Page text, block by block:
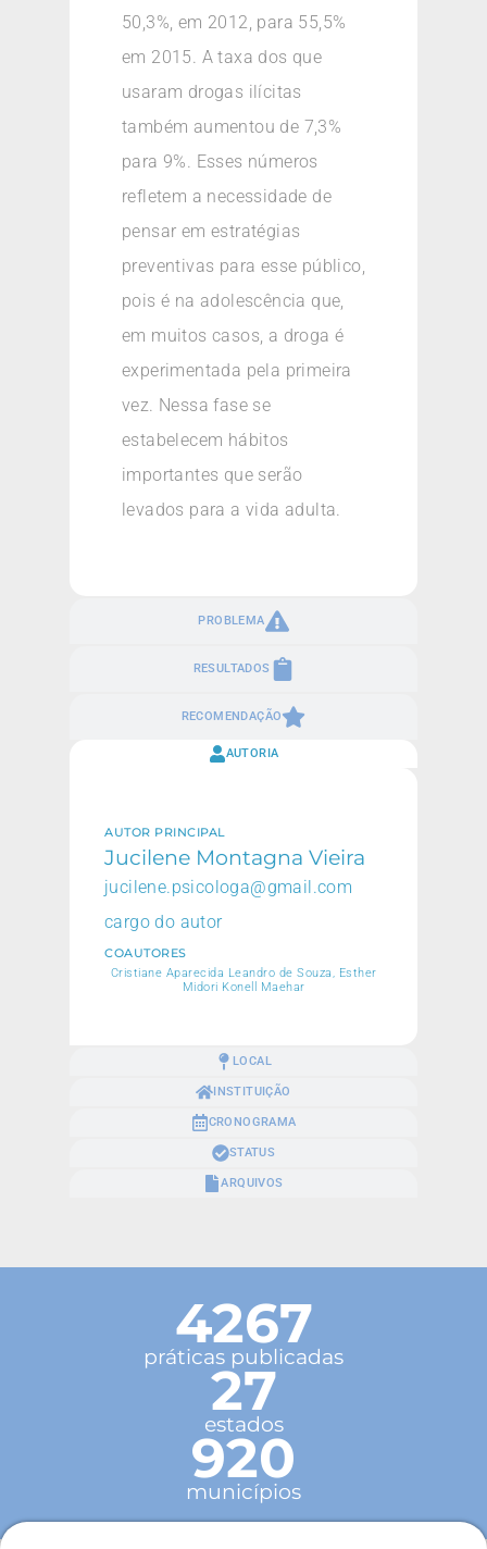
PROBLEMA
RESULTADOS
RECOMENDAÇÃO
50,3%, em 2012, para 55,5%
em 2015. A taxa dos que
usaram drogas ilícitas
também aumentou de 7,3%
para 9%. Esses números
refletem a necessidade de
pensar em estratégias
preventivas para esse público,
pois é na adolescência que,
em muitos casos, a droga é
experimentada pela primeira
vez. Nessa fase se
estabelecem hábitos
importantes que serão
levados para a vida adulta.
AUTORIA
LOCAL
INSTITUIÇÃO
CRONOGRAMA
STATUS
ARQUIVOS
AUTOR PRINCIPAL
Jucilene Montagna Vieira
jucilene.psicologa@gmail.com
cargo do autor
COAUTORES
Cristiane Aparecida Leandro de Souza, Esther
Midori Konell Maehar
4267
práticas publicadas
27
estados
920
municípios